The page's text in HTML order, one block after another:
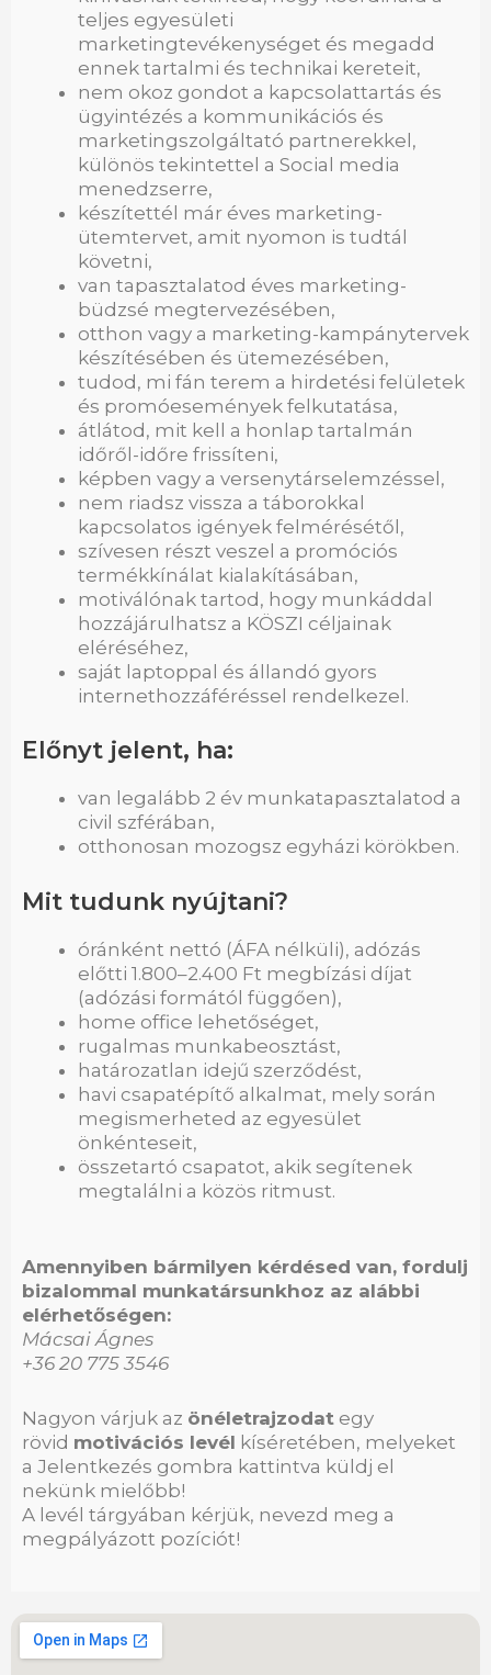
teljes egyesületi
marketingtevékenységet és megadd
ennek tartalmi és technikai kereteit,
nem okoz gondot a kapcsolattartás és
ügyintézés a kommunikációs és
marketingszolgáltató partnerekkel,
különös tekintettel a Social media
menedzserre,
készítettél már éves marketing-
ütemtervet, amit nyomon is tudtál
követni,
van tapasztalatod éves marketing-
büdzsé megtervezésében,
otthon vagy a marketing-kampánytervek
készítésében és ütemezésében,
tudod, mi fán terem a hirdetési felületek
és promóesemények felkutatása,
átlátod, mit kell a honlap tartalmán
időről-időre frissíteni,
képben vagy a versenytárselemzéssel,
nem riadsz vissza a táborokkal
kapcsolatos igények felmérésétől,
szívesen részt veszel a promóciós
termékkínálat kialakításában,
motiválónak tartod, hogy munkáddal
hozzájárulhatsz a KÖSZI céljainak
eléréséhez,
saját laptoppal és állandó gyors
internethozzáféréssel rendelkezel.
Előnyt jelent, ha:
van legalább 2 év munkatapasztalatod a
civil szférában,
otthonosan mozogsz egyházi körökben.
Mit tudunk nyújtani?
óránként nettó (ÁFA nélküli), adózás
előtti 1.800–2.400 Ft megbízási díjat
(adózási formától függően),
home office lehetőséget,
rugalmas munkabeosztást,
határozatlan idejű szerződést,
havi csapatépítő alkalmat, mely során
megismerheted az egyesület
önkénteseit,
összetartó csapatot, akik segítenek
megtalálni a közös ritmust.
Amennyiben bármilyen kérdésed van, fordulj
bizalommal munkatársunkhoz az alábbi
elérhetőségen:
Mácsai Ágnes
+36 20 775 3546
Nagyon várjuk az önéletrajzodat egy
rövid motivációs levél kíséretében, melyeket
a Jelentkezés gombra kattintva küldj el
nekünk mielőbb!
A levél tárgyában kérjük, nevezd meg a
megpályázott pozíciót!